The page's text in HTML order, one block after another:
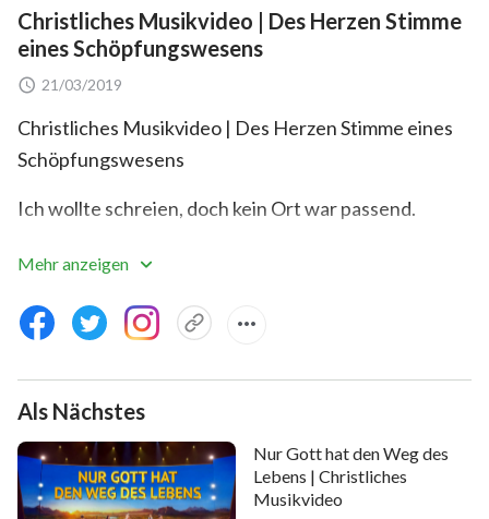
Christliches Musikvideo | Des Herzen Stimme
eines Schöpfungswesens
21/03/2019
Christliches Musikvideo | Des Herzen Stimme eines
Schöpfungswesens
Ich wollte schreien, doch kein Ort war passend.
Ich wollte singen, doch kein Lied passte.
Ich wollte die Liebe eines Schöpfungswesens
ausdrücken.
Ich suchte in alle Richtungen, doch keine Worte
konnten sagen, konnten genau sagen, wie ich mich
fühle.
Praktischer und wahrer Gott, die Liebe in meinem
Mehr anzeigen
Als Nächstes
Nur Gott hat den Weg des
Lebens | Christliches
Musikvideo